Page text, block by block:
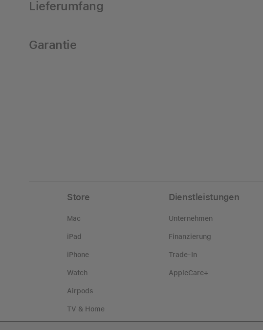
Lieferumfang
Garantie
Store
Mac
iPad
iPhone
Watch
Airpods
TV & Home
Dienstleistungen
Unternehmen
Finanzierung
Trade-In
AppleCare+